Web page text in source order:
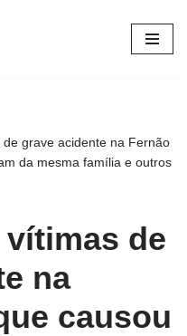
grave acidente na Fernão
da mesma família e outros
vítimas de
na
causou